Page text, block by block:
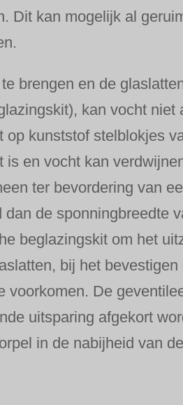
Dit kan mogelijk al
brengen en de
kan vocht niet
kunststof stelblokjes
is en vocht kan
ter bevordering van
de sponningbreedte
beglazingskit om het
bij het bevestigen
voorkomen. De
uitsparing afgekort
in de nabijheid van